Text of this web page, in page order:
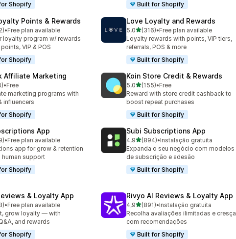
Shopify
Built for Shopify
Points & Rewards
avaliações
•Free plan available
loyalty program w/ rewards
VIP & POS
Shopify
Love Loyalty and Rewards
5,0de 5 estrelas
(316)
316 total de avaliações
•Free plan available
Loyalty rewards with points, VIP tiers,
referrals, POS & more
Built for Shopify
Affiliate Marketing
avaliações
•Free
marketing programs with
influencers
Shopify
Koin Store Credit & Rewards
5,0de 5 estrelas
(155)
155 total de avaliações
•Free
Reward with store credit cashback to
boost repeat purchases
Built for Shopify
App
avaliações
•Free plan available
app for grow & retention
support
Shopify
Subi Subscriptions App
4,9de 5 estrelas
(894)
894 total de avaliações
•Instalação gratuita
Expanda o seu negócio com modelos
de subscrição e adesão
Built for Shopify
& Loyalty App
avaliações
•Free plan available
grow loyalty — with
and rewards
Shopify
Rivyo AI Reviews & Loyalty App
4,9de 5 estrelas
(891)
891 total de avaliações
•Instalação gratuita
Recolha avaliações ilimitadas e cresça
com recomendações
Built for Shopify